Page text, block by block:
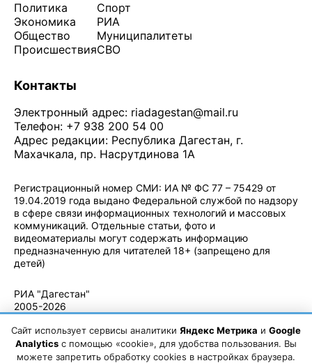
Политика
Экономика
Общество
Происшествия
Спорт
РИА
Муниципалитеты
СВО
Контакты
Электронный адрес: riadagestan@mail.ru
Телефон: +7 938 200 54 00
Адрес редакции: Республика Дагестан, г.
Махачкала, пр. Насрутдинова 1А
Регистрационный номер СМИ: ИА № ФС 77 – 75429 от
19.04.2019 года выдано Федеральной службой по надзору
в сфере связи информационных технологий и массовых
коммуникаций. Отдельные статьи, фото и
видеоматериалы могут содержать информацию
предназначенную для читателей 18+ (запрещено для
детей)
РИА "Дагестан"
2005-2026
использования
материалов.
Авторские
Сайт использует сервисы аналитики Яндекс Метрика и Google
Analytics с помощью «cookie», для удобства пользования. Вы
можете запретить обработку cookies в настройках браузера.